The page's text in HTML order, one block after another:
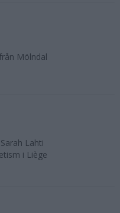
Mölndal
Lahti
i Liège